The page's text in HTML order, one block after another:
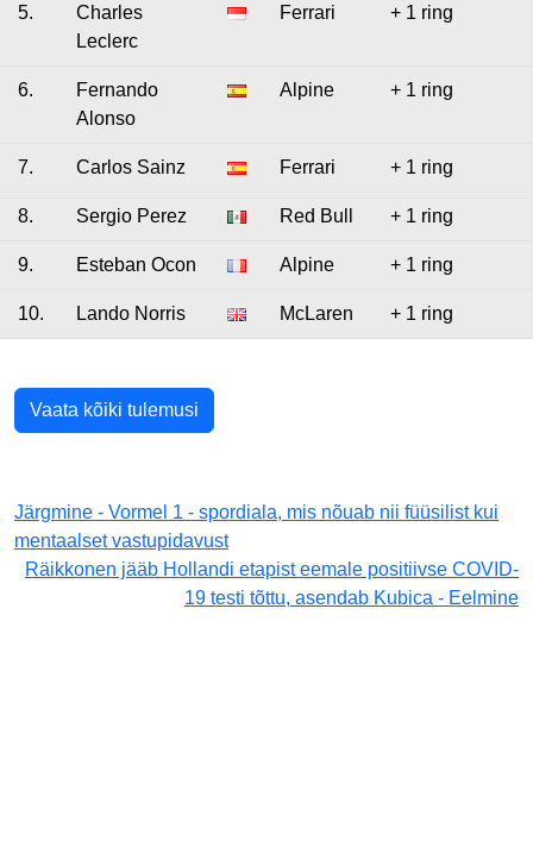
5.
Charles
Leclerc
Ferrari + 1 ring
6.
Fernando
Alonso
Alpine + 1 ring
7. Carlos Sainz Ferrari + 1 ring
8. Sergio Perez Red Bull + 1 ring
9. Esteban Ocon Alpine + 1 ring
10. Lando Norris McLaren + 1 ring
Vaata kõiki tulemusi
Järgmine - Vormel 1 - spordiala, mis nõuab nii füüsilist kui
mentaalset vastupidavust
Räikkonen jääb Hollandi etapist eemale positiivse COVID-
19 testi tõttu, asendab Kubica - Eelmine